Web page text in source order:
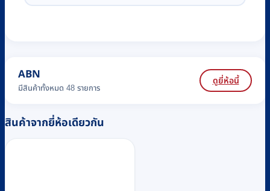
ABN
มีสินค้าทั้งหมด 48 รายการ
ดูยี่ห้อนี้
สินค้าจากยี่ห้อเดียวกัน